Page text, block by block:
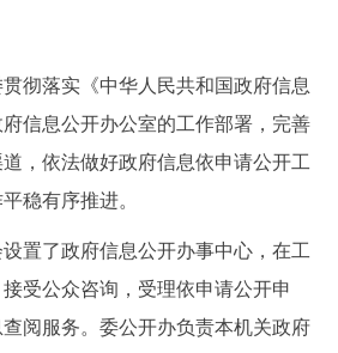
在线访谈 图说互动
十六区概览 人文北京
图说北京 视频北京
落实《中华人民共和国政府信息
信息公开办公室的工作部署，完善
，依法做好政府信息依申请公开工
稳有序推进。
了政府信息公开办事中心，在工
受公众咨询，受理依申请公开申
阅服务。委公开办负责本机关政府